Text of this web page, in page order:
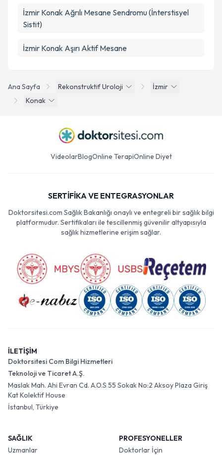
Ana Sayfa Rekonstruktif Uroloji
İzmir
Konak
İzmir Konak Ağrılı Mesane Sendromu (İnterstisyel
Sistit)
İzmir Konak Aşırı Aktif Mesane
VideolarBlogOnline TerapiOnline Diyet
SERTİFİKA VE ENTEGRASYONLAR
Doktorsitesi.com Sağlık Bakanlığı onaylı ve entegreli bir sağlık bilgi
platformudur. Sertifikaları ile tescillenmiş güvenilir altyapısıyla
sağlık hizmetlerine erişim sağlar.
İLETİŞİM
Doktorsitesi Com Bilgi Hizmetleri
Teknoloji ve Ticaret A.Ş.
Maslak Mah. Ahi Evran Cd. A.O.S 55 Sokak No:2 Aksoy Plaza Giriş
Kat Kolektif House
İstanbul, Türkiye
SAĞLIK
Uzmanlar
PROFESYONELLER
Doktorlar İçin